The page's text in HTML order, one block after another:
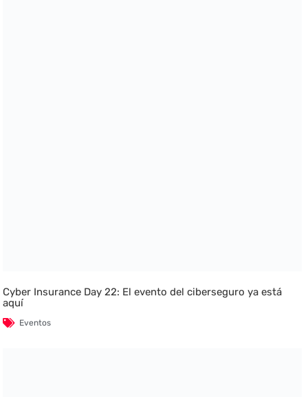
Cyber Insurance Day 22: El evento del ciberseguro ya está
aquí
Eventos